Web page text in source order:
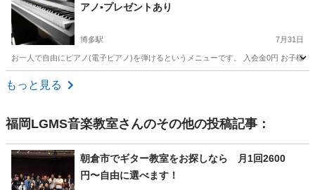
アノ▪️プレゼントあり
博多駅 7月31日
お一人で自由にピアノ(電子ピアノ)を弾けるというメニューです。 入会金0円 お子様
福岡 福岡市
もっと見る
福岡LGMS音楽教室さんのその他の投稿記事：
朝倉市でギター教室をお探しなら 月1回2600
円〜自由に選べます！